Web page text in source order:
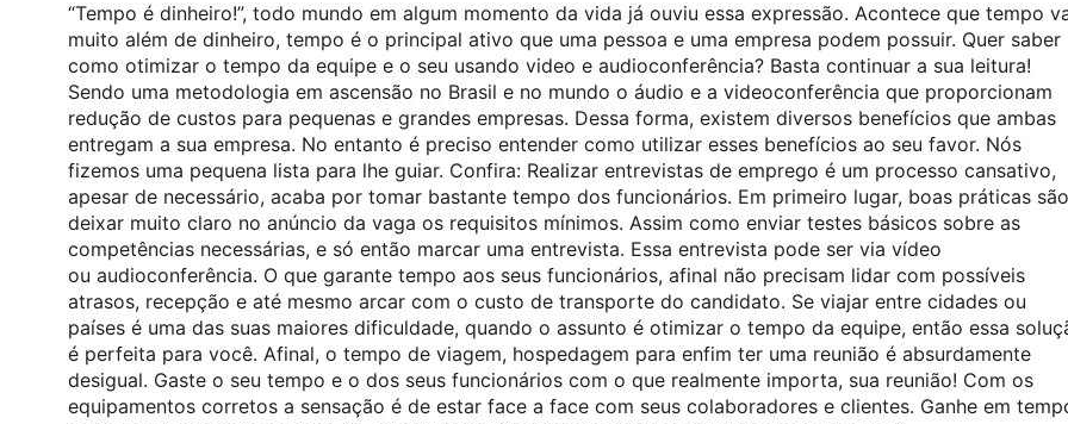
“Tempo é dinheiro!”, todo mundo em algum momento da vida já ouviu essa expressão. Acontece que tempo
muito além de dinheiro, tempo é o principal ativo que uma pessoa e uma empresa podem possuir. Quer saber
como otimizar o tempo da equipe e o seu usando video e audioconferência? Basta continuar a sua leitura!
Sendo uma metodologia em ascensão no Brasil e no mundo o áudio e a videoconferência que proporcionam
redução de custos para pequenas e grandes empresas. Dessa forma, existem diversos benefícios que ambas
entregam a sua empresa. No entanto é preciso entender como utilizar esses benefícios ao seu favor. Nós
fizemos uma pequena lista para lhe guiar. Confira: Realizar entrevistas de emprego é um processo cansativo,
apesar de necessário, acaba por tomar bastante tempo dos funcionários. Em primeiro lugar, boas práticas são
deixar muito claro no anúncio da vaga os requisitos mínimos. Assim como enviar testes básicos sobre as
competências necessárias, e só então marcar uma entrevista. Essa entrevista pode ser via vídeo
ou audioconferência. O que garante tempo aos seus funcionários, afinal não precisam lidar com possíveis
atrasos, recepção e até mesmo arcar com o custo de transporte do candidato. Se viajar entre cidades ou
países é uma das suas maiores dificuldade, quando o assunto é otimizar o tempo da equipe, então essa
é perfeita para você. Afinal, o tempo de viagem, hospedagem para enfim ter uma reunião é absurdamente
desigual. Gaste o seu tempo e o dos seus funcionários com o que realmente importa, sua reunião! Com os
equipamentos corretos a sensação é de estar face a face com seus colaboradores e clientes. Ganhe em